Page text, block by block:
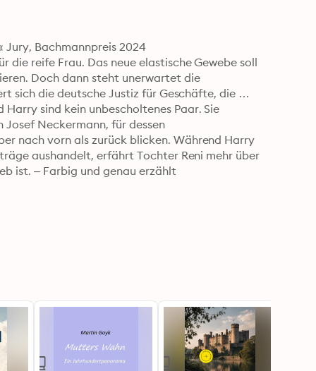
Jury, Bachmannpreis 2024
die reife Frau. Das neue elastische Gewebe soll
Doch dann steht unerwartet die
sich die deutsche Justiz für Geschäfte, die
sind kein unbescholtenes Paar. Sie
Josef Neckermann, für dessen
nach vorn als zurück blicken. Während Harry
aushandelt, erfährt Tochter Reni mehr über
ist. – Farbig und genau erzählt
die der Verkleidungen überdrüssig geworden
Zeit.« Mithu Sanyal